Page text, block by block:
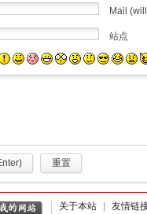
Mail
站点
重置
关于本站 友情链